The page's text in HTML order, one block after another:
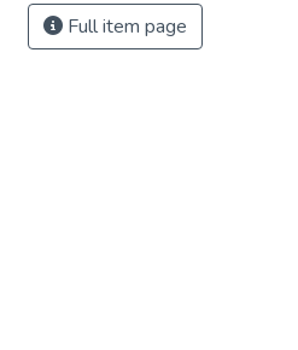
Full item page